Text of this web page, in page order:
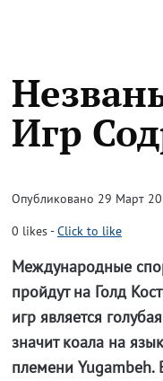
Игр
Опубликовано 29 Март
0 likes-Click to like
Международные
пройдут на Голд
игр является
значит коала на
племени Yugambeh.